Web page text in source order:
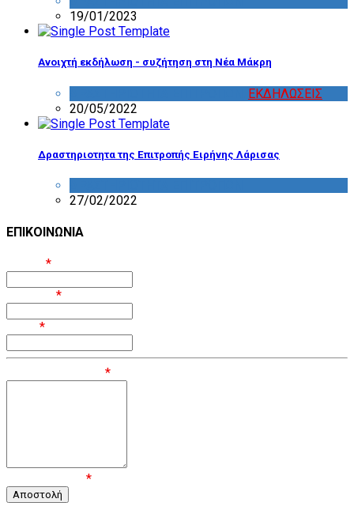
19/01/2023
Ανοιχτή εκδήλωση - συζήτηση στη Νέα Μάκρη
ΕΚΔΗΛΩΣΕΙΣ
20/05/2022
Δραστηριοτητα της Επιτροπής Ειρήνης Λάρισας
27/02/2022
ΕΠΙΚΟΙΝΩΝΙΑ
*
*
*
*
*